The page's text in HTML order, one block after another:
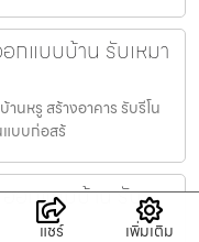
กแบบบ้าน รับเหมา
นหรู สร้างอาคาร รับรีโน
แบบก่อสร้
อกแบบบ้าน รับ
แชร์ เพิ่มเติม